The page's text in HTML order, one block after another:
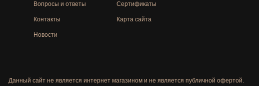
Вопросы и ответы
Контакты
Новости
Сертификаты
Карта сайта
Данный сайт не является интернет магазином и не является публичной офертой.